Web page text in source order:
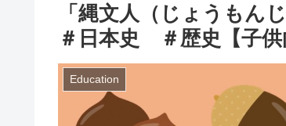
「縄文人（じょうもん
＃日本史 ＃歴史【子供
Education